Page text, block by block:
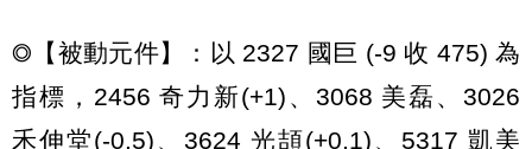
◎【被動元件】：以 2327 國巨 (-9 收 475) 為
指標，2456 奇力新(+1)、3068 美磊、3026
禾伸堂(-0.5)、3624 光頡(+0.1)、5317 凱美